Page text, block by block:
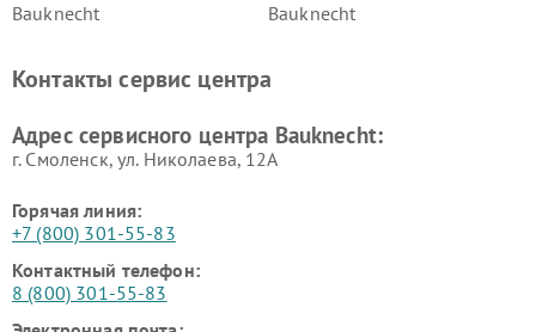
Bauknecht
Bauknecht
Контакты сервис центра
Адрес сервисного центра Bauknecht:
г. Смоленск, ул. Николаева, 12А
Горячая линия:
+7 (800) 301-55-83
Контактный телефон:
8 (800) 301-55-83